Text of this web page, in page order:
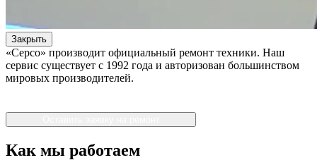
Закрыть
«Серсо» производит официальный ремонт техники. Наш
сервис существует с 1992 года и авторизован большинством
мировых производителей.
Как мы работаем